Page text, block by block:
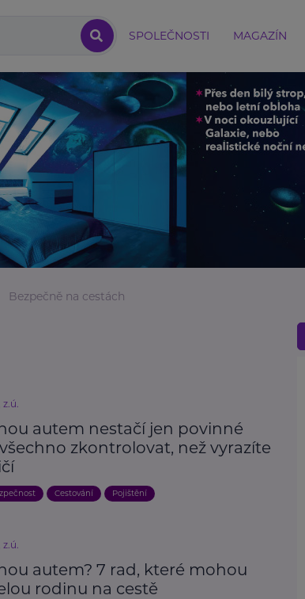
SPOLEČNOSTI MAGAZÍN
Bezpečně na cestách
autem nestačí jen povinné
zkontrolovat, než vyrazíte
Cestování Pojištění
autem? 7 rad, které mohou
rodinu na cestě